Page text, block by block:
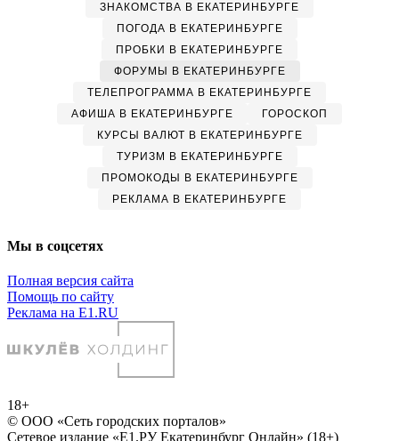
ЗНАКОМСТВА В ЕКАТЕРИНБУРГЕ
ПОГОДА В ЕКАТЕРИНБУРГЕ
ПРОБКИ В ЕКАТЕРИНБУРГЕ
ФОРУМЫ В ЕКАТЕРИНБУРГЕ
ТЕЛЕПРОГРАММА В ЕКАТЕРИНБУРГЕ
АФИША В ЕКАТЕРИНБУРГЕ
ГОРОСКОП
КУРСЫ ВАЛЮТ В ЕКАТЕРИНБУРГЕ
ТУРИЗМ В ЕКАТЕРИНБУРГЕ
ПРОМОКОДЫ В ЕКАТЕРИНБУРГЕ
РЕКЛАМА В ЕКАТЕРИНБУРГЕ
Мы в соцсетях
Полная версия сайта
Помощь по сайту
Реклама на E1.RU
18+
© ООО «Сеть городских порталов»
Сетевое издание «Е1.РУ Екатеринбург Онлайн» (18+)